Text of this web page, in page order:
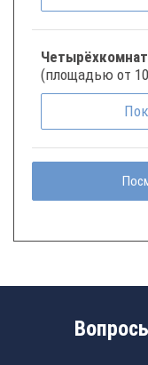
(площадью от